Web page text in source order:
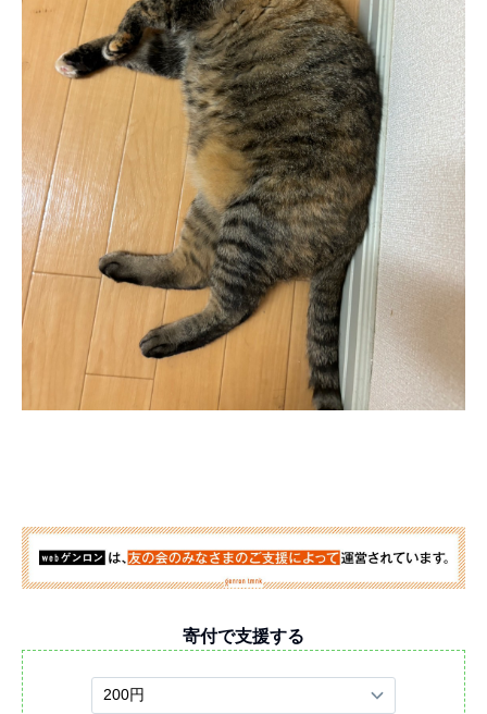
寄付で支援する